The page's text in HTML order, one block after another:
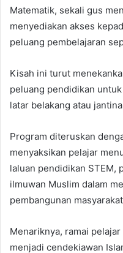
Matematik, sekali gus
menyediakan akses
peluang pembelajaran
Kisah ini turut
peluang pendidikan
latar belakang atau
Program diteruskan
menyaksikan pelajar
laluan pendidikan STEM,
ilmuwan Muslim dalam
pembangunan
Menariknya, ramai
menjadi cendekiawan